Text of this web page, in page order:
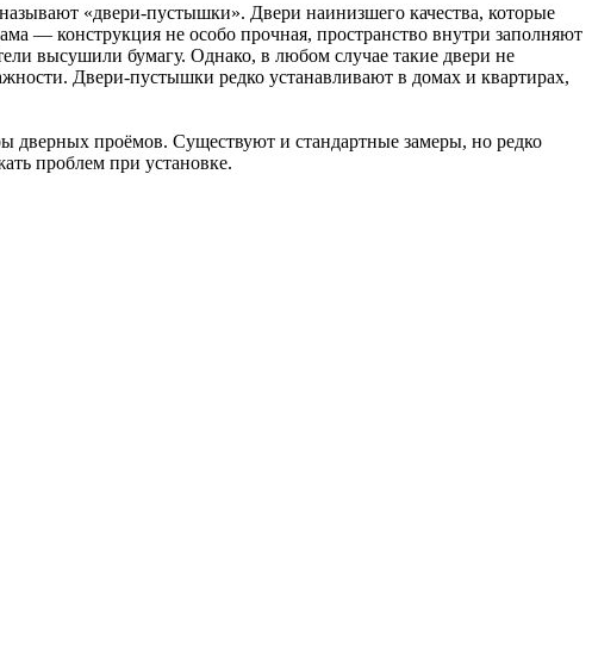
«двери-пустышки». Двери наинизшего качества, которые
— конструкция не особо прочная, пространство внутри заполняют
высушили бумагу. Однако, в любом случае такие двери не
Двери-пустышки редко устанавливают в домах и квартирах,
дверных проёмов. Существуют и стандартные замеры, но редко
проблем при установке.